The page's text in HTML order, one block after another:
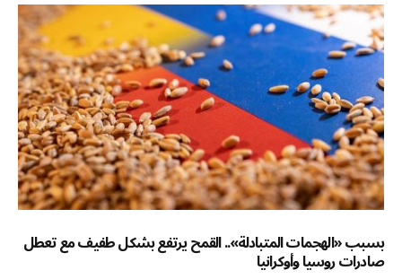
بسبب «الهجمات المتبادلة».. القمح يرتفع بشكل طفيف مع تعطل
صادرات روسيا وأوكرانيا